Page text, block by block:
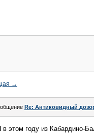
→
Re: Антиковидный
этом году из Кабардино-